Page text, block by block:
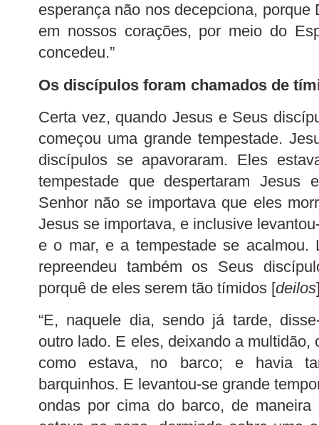
esperança não nos decepciona, porque
em nossos corações, por meio do
concedeu.”
Os discípulos foram chamados de
Certa vez, quando Jesus e Seus
começou uma grande tempestade.
discípulos se apavoraram. Eles
tempestade que despertaram Jesus
Senhor não se importava que eles
Jesus se importava, e inclusive
e o mar, e a tempestade se acalmou.
repreendeu também os Seus
porquê de eles serem tão tímidos [deilos
“E, naquele dia, sendo já tarde,
outro lado. E eles, deixando a multidão,
como estava, no barco; e havia
barquinhos. E levantou-se grande
ondas por cima do barco, de